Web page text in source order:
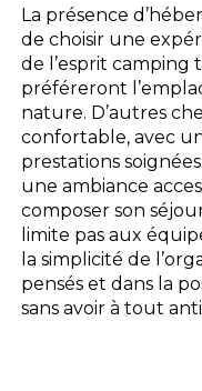
La présence
de choisir une
de l’esprit camping
préféreront
nature. D’autres
confortable, avec
prestations
une ambiance
composer son
limite pas aux
la simplicité de
pensés et dans la
sans avoir à tout